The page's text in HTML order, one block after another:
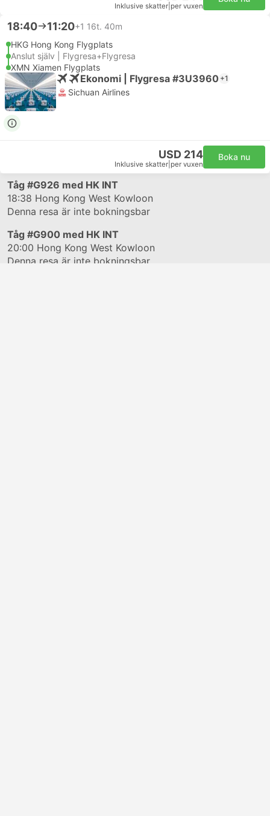
Inklusive skatter per vuxen
18:40 11:20+1 16t. 40m
HKG Hong Kong Flygplats
Anslut själv | Flygresa+Flygresa
XMN Xiamen Flygplats
Ekonomi | Flygresa #3U3960 +1
Sichuan Airlines
USD 214
Inklusive skatter per vuxen
Boka nu
Tåg #G926 med HK INT
18:38 Hong Kong West Kowloon
Denna resa är inte bokningsbar
Tåg #G900 med HK INT
20:00 Hong Kong West Kowloon
Denna resa är inte bokningsbar